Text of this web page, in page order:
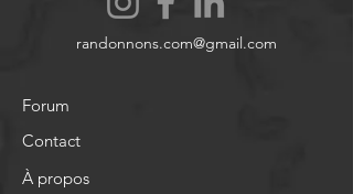
randonnons.com@gmail.com
Forum
Contact
À propos